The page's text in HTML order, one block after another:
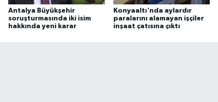
Antalya Büyükşehir
soruşturmasında iki isim
hakkında yeni karar
Konyaaltı'nda aylardır
paralarını alamayan işçiler
inşaat çatısına çıktı